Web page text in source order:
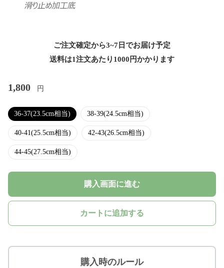
ご注文確定から3~7日でお届け予定
送料は1注文あたり 1000 円かかります
1,800 円
36-37(23.5cm相当) 38-39(24.5cm相当)
40-41(25.5cm相当) 42-43(26.5cm相当)
44-45(27.5cm相当)
購入画面に進む
カートに追加する
購入時のルール